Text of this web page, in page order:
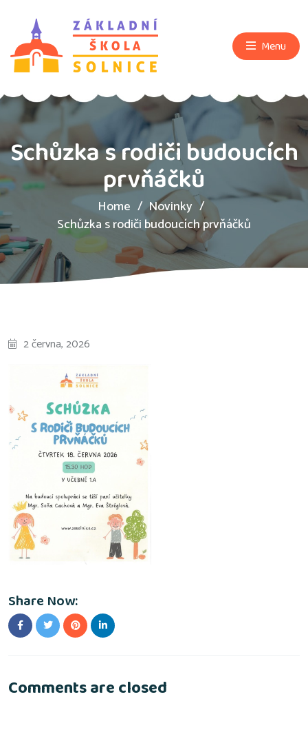
Menu
Schůzka s rodiči budoucích
prvňáčků
Home
Novinky
Schůzka s rodiči budoucích prvňáčků
2 června, 2026
Share Now:
Comments are closed